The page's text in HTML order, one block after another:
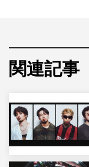
所に設置されてい
配信にあたり、
成。たった一度し
す。こんな瞬間を
す。その場にいて
関連記事